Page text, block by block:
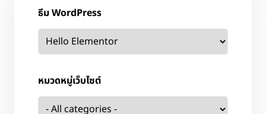
ธีม WordPress
หมวดหมู่เว็บไซต์